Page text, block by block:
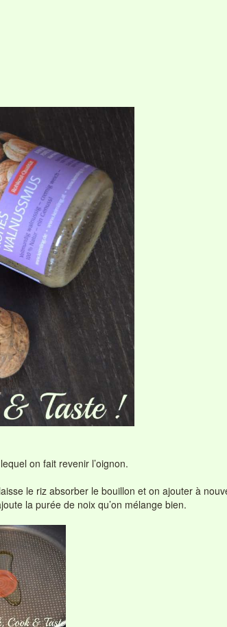
on fait revenir l’oignon.
le riz absorber le bouillon et on ajouter à
la purée de noix qu’on mélange bien.